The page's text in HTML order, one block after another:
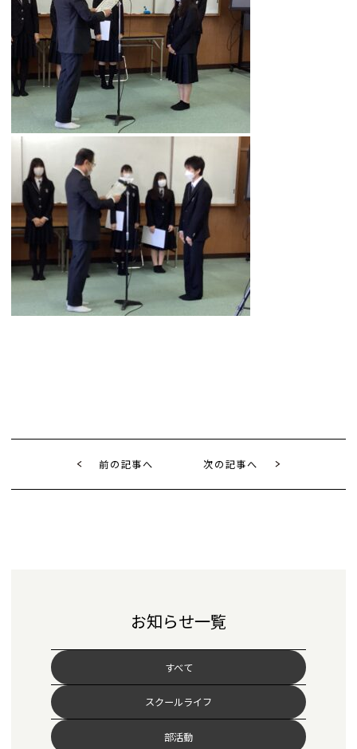
前の記事へ 次の記事へ
お知らせ一覧
すべて
スクールライフ
部活動